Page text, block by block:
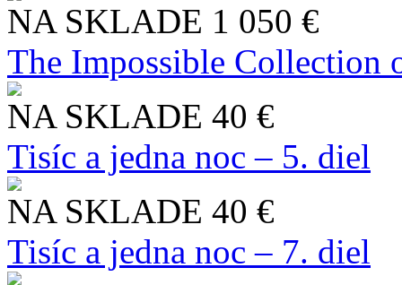
NA SKLADE 1 050 €
The Impossible Collection
NA SKLADE 40 €
Tisíc a jedna noc – 5. diel
NA SKLADE 40 €
Tisíc a jedna noc – 7. diel